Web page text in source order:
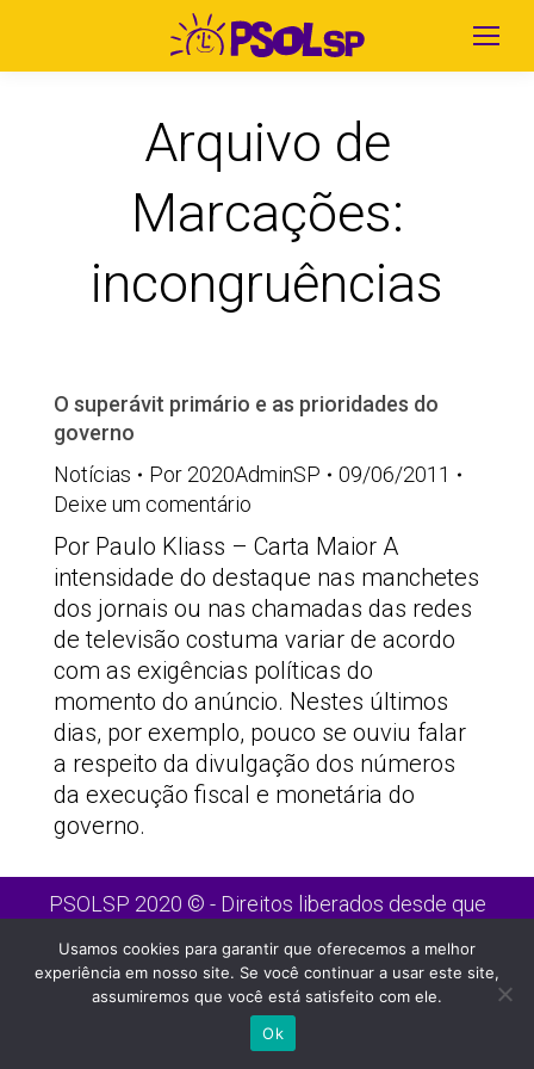
Arquivo de
Marcações:
incongruências
O superávit primário e as prioridades do
governo
Notícias
Por 2020AdminSP
09/06/2011
Deixe um comentário
Por Paulo Kliass – Carta Maior A
intensidade do destaque nas manchetes
dos jornais ou nas chamadas das redes
de televisão costuma variar de acordo
com as exigências políticas do
momento do anúncio. Nestes últimos
dias, por exemplo, pouco se ouviu falar
a respeito da divulgação dos números
da execução fiscal e monetária do
governo.
PSOLSP 2020 © - Direitos liberados desde que
Site desenvolvido por Appmobi
Usamos cookies para garantir que oferecemos a melhor
experiência em nosso site. Se você continuar a usar este site,
assumiremos que você está satisfeito com ele.
Ok